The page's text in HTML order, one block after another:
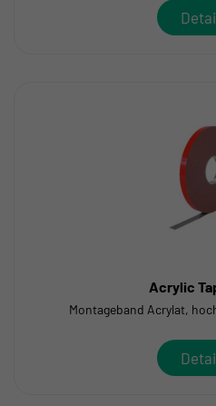
Acrylic
Montageband Acrylat,